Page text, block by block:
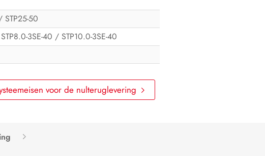
STP25-50
3SE-40 / STP10.0-3SE-40
voor de nulteruglevering